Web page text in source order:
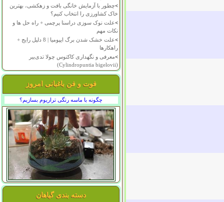
>چطور با آزمایش خانگی بافت و زهکشی، بهترین
خاک کشاورزی را انتخاب کنیم؟
>علت نوک سوزی دراسنا پرچمی + راه حل ها و
نکات مهم
>
علت خشک شدن برگ ایپومیا | 8 دلیل رایج +
راهکارها
>معرفی و نگهداری کاکتوس چولا تدی‌بیر
(Cylindropuntia bigelovii)
فوت و فن باغبانی امروز
چگونه با ماسه رنگی تراریوم بسازیم؟
دسته بندی گیاهان